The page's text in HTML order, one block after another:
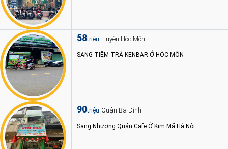
58triệu Huyện Hóc Môn
SANG TIỆM TRÀ KENBAR Ở HÓC MÔN
90triệu Quận Ba Đình
Sang Nhượng Quán Cafe Ở Kim Mã Hà Nội